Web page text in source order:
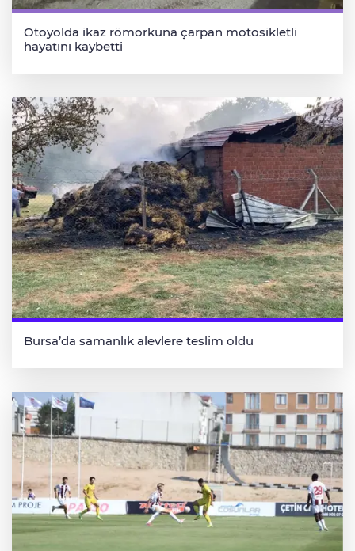
Otoyolda ikaz römorkuna çarpan motosikletli
hayatını kaybetti
Bursa’da samanlık alevlere teslim oldu